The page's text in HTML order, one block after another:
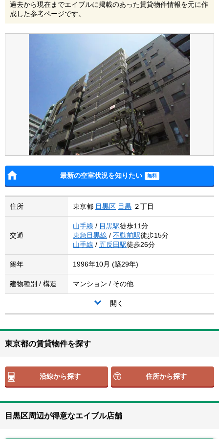
過去から現在までエイブルに掲載のあった賃貸物件情報を元に作
成した参考ページです。
最新の空室状況を知りたい
住所 東京都 目黒区 目黒 ２丁目
交通
山手線 / 目黒駅徒歩11分
東急目黒線 / 不動前駅徒歩15分
山手線 / 五反田駅徒歩26分
築年 1996年10月 (築29年)
建物種別 / 構造 マンション / その他
開く
東京都の賃貸物件を探す
沿線から探す 住所から探す
目黒区周辺が得意なエイブル店舗